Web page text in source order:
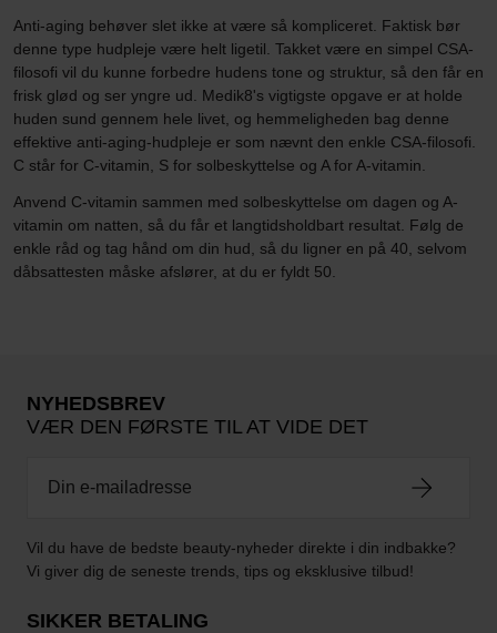
Anti-aging behøver slet ikke at være så kompliceret. Faktisk bør
denne type hudpleje være helt ligetil. Takket være en simpel CSA-
filosofi vil du kunne forbedre hudens tone og struktur, så den får en
frisk glød og ser yngre ud. Medik8's vigtigste opgave er at holde
huden sund gennem hele livet, og hemmeligheden bag denne
effektive anti-aging-hudpleje er som nævnt den enkle CSA-filosofi.
C står for C-vitamin, S for solbeskyttelse og A for A-vitamin.
Anvend C-vitamin sammen med solbeskyttelse om dagen og A-
vitamin om natten, så du får et langtidsholdbart resultat. Følg de
enkle råd og tag hånd om din hud, så du ligner en på 40, selvom
dåbsattesten måske afslører, at du er fyldt 50.
NYHEDSBREV
VÆR DEN FØRSTE TIL AT VIDE DET
Vil du have de bedste beauty-nyheder direkte i din indbakke?
Vi giver dig de seneste trends, tips og eksklusive tilbud!
SIKKER BETALING